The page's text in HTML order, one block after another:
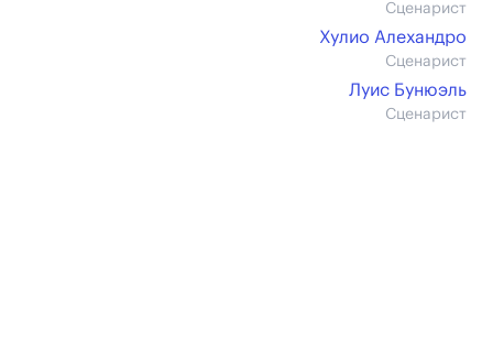
Сценарист
Хулио Алехандро
Сценарист
Луис Бунюэль
Сценарист